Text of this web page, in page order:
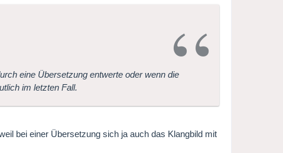
eine Übersetzung entwerte oder wenn die
im letzten Fall.
bei einer Übersetzung sich ja auch das Klangbild mit